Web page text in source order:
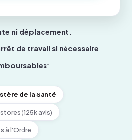
ni déplacement.
de travail si nécessaire
*
de la Santé
(125k avis)
à l'Ordre